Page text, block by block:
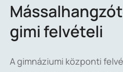
gimi felvételi
A gimnáziumi központi